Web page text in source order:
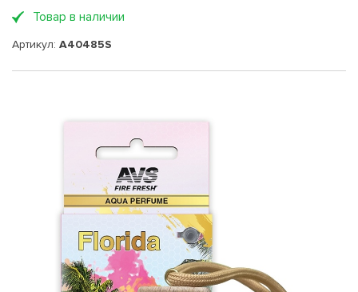
Товар в наличии
Артикул: A40485S